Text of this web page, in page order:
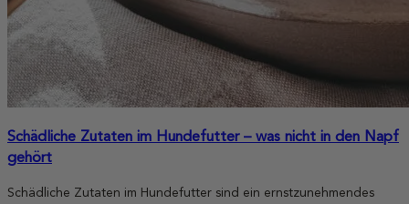
Schädliche Zutaten im Hundefutter – was nicht in den Napf
gehört
Schädliche Zutaten im Hundefutter sind ein ernstzunehmendes